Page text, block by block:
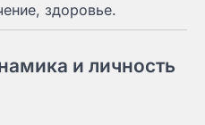
здоровье.
и личность